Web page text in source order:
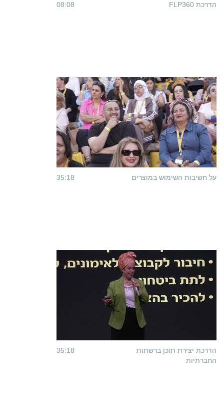
08:08 הדרכת FLP360
35:18 על חשיבות השימוש במוצרים
35:18
הדרכת יצירת תוכן ברשתות
החברתיות